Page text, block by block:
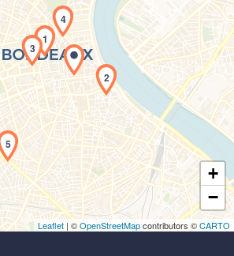
Chargement de la carte en cours...
1
2
3
4
5
+
−
Leaflet | ©OpenStreetMapcontributors ©CARTO